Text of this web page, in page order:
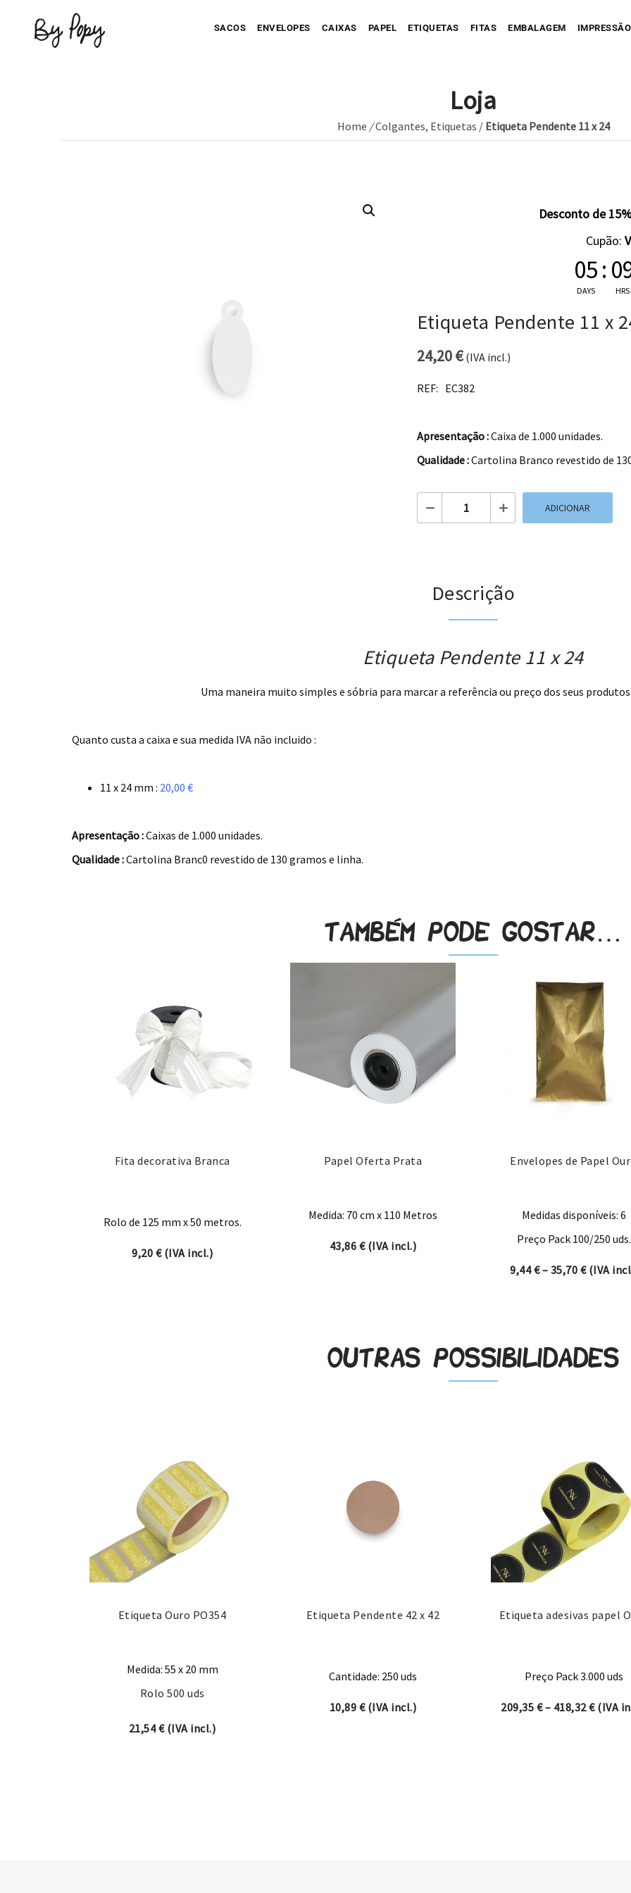
SACOS ENVELOPES CAIXAS
Sua Caixa Impressa Caixa Recortada
Caixa Full Color
PAPEL ETIQUETAS
Sua Etiqueta Impressa Etiqueta
FITAS EMBALAGEM
Sua Fita Adesiva
Loja
Home /Colgantes, Etiquetas / Etiqueta Pendente 11 x 24
Desconto de
Cupão:
05
DAYS
:
HRS
Etiqueta Pendente 11 x
24,20€(IVA incl.)
REF: EC382
Apresentação :Caixa de 1.000 unidades.
Qualidade :Cartolina Branco revestido de
Quantidade de Etiqueta Pendente 11 x
ADICIONAR
Descrição
Etiqueta Pendente 11 x 24
Uma maneira muito simples e sóbria para marcar a referência ou preço dos seus
Quanto custa a caixa e sua medida IVA não incluido :
11 x 24 mm : 20,00 €
Apresentação :Caixas de 1.000 unidades.
Qualidade :Cartolina Branc0 revestido de 130 gramos e linha.
Também pode gostar…
Fita decorativa Branca
Rolo de 125 mm x 50 metros.
9,20 €(IVA incl.)
Papel Oferta Prata
Medida: 70 cm x 110 Metros
43,86 €(IVA incl.)
Envelopes de Papel
Medidas disponíveis: 6
Preço Pack 100/250 uds.
9,44€ – 35,70 €Price
(IVA
Outras possibilidades
Etiqueta Ouro PO354
Medida: 55 x 20 mm
Rolo 500 uds
21,54€(IVA incl.)
Etiqueta Pendente 42 x 42
Cantidade: 250 uds
10,89 €(IVA incl.)
Etiqueta adesivas papel
Preço Pack 3.000 uds
209,35 €– 418,32€Price
(IVA